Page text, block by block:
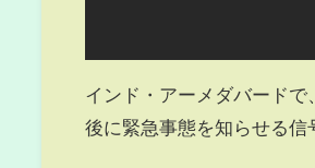
インド・アーメダバード
後に緊急事態を知らせる信